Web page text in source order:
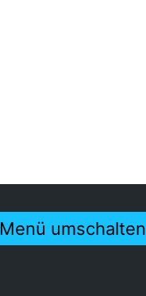
Menü umschalten